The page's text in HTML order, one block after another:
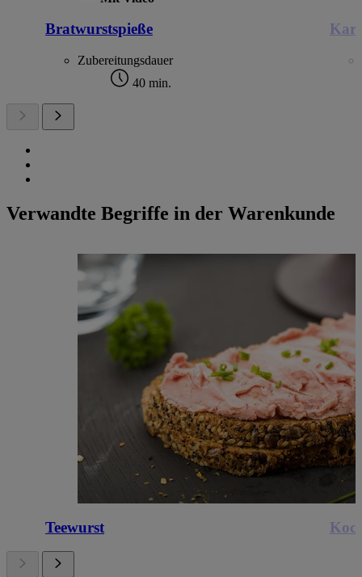
Bratwurstspieße
Zubereitungsdauer
40 min.
Verwandte Begriffe in der Warenkunde
Teewurst